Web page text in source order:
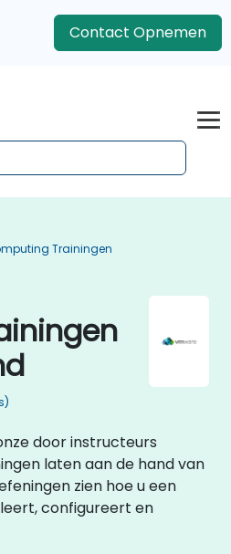
Contact Opnemen
Trainingen
door instructeurs
laten aan de hand van
zien hoe u een
configureert en